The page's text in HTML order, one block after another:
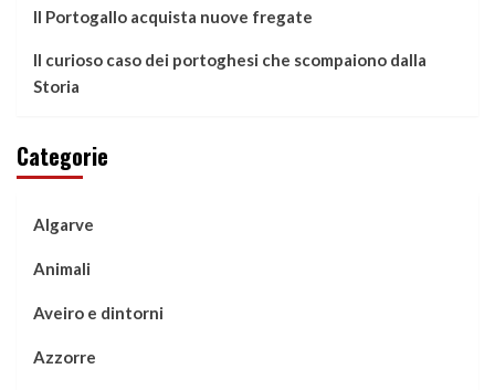
Il Portogallo acquista nuove fregate
Il curioso caso dei portoghesi che scompaiono dalla
Storia
Categorie
Algarve
Animali
Aveiro e dintorni
Azzorre